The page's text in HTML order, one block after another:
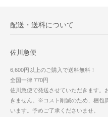
配送・送料について
佐川急便
6,600円以上のご購入で送料無料！
全国一律 770円
佐川急便で発送させていただきます。
きません。※コスト削減のため、梱包
います。予めご了承くださいませ。